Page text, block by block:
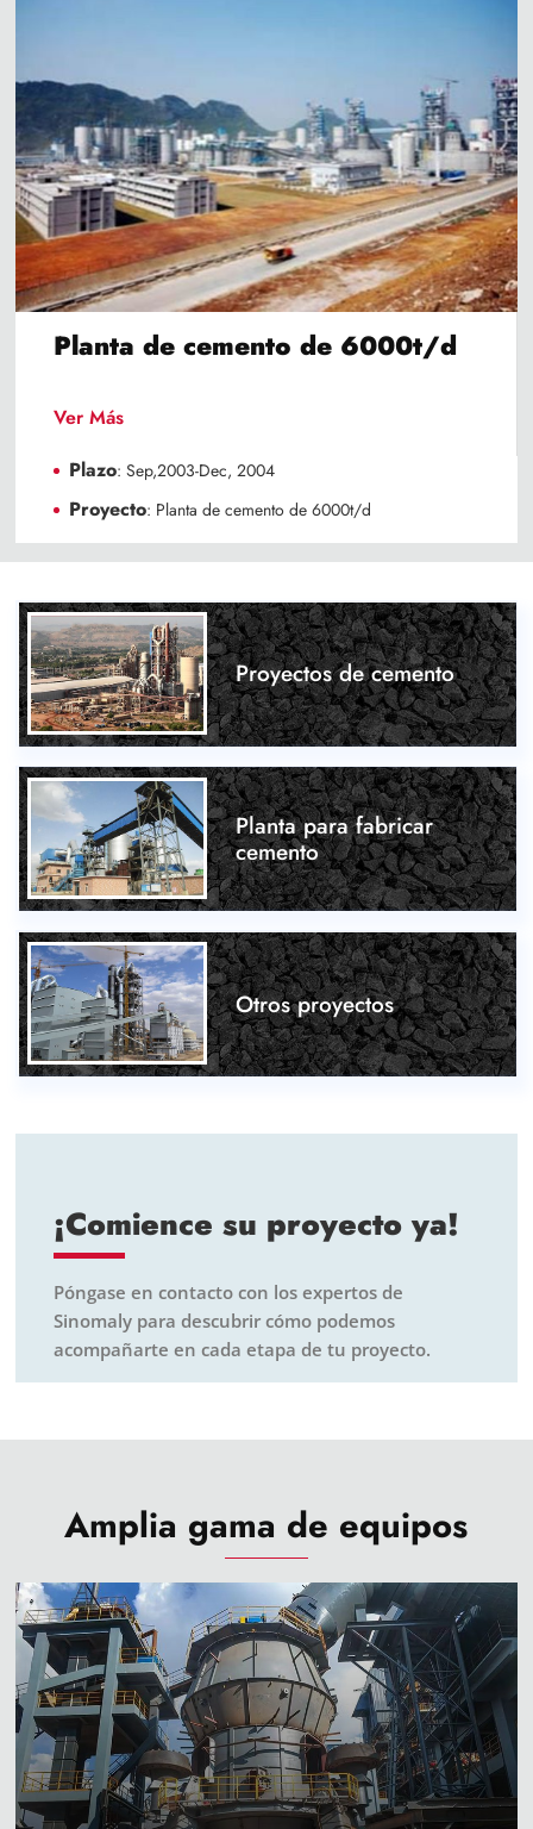
Planta de cemento de 6000t/d
Ver Más
Plazo: Sep,2003-Dec, 2004
Proyecto: Planta de cemento de 6000t/d
Proyectos de cemento
Planta para fabricar
cemento
Otros proyectos
¡Comience su proyecto ya!
Póngase en contacto con los expertos de
Sinomaly para descubrir cómo podemos
acompañarte en cada etapa de tu proyecto.
Amplia gama de equipos